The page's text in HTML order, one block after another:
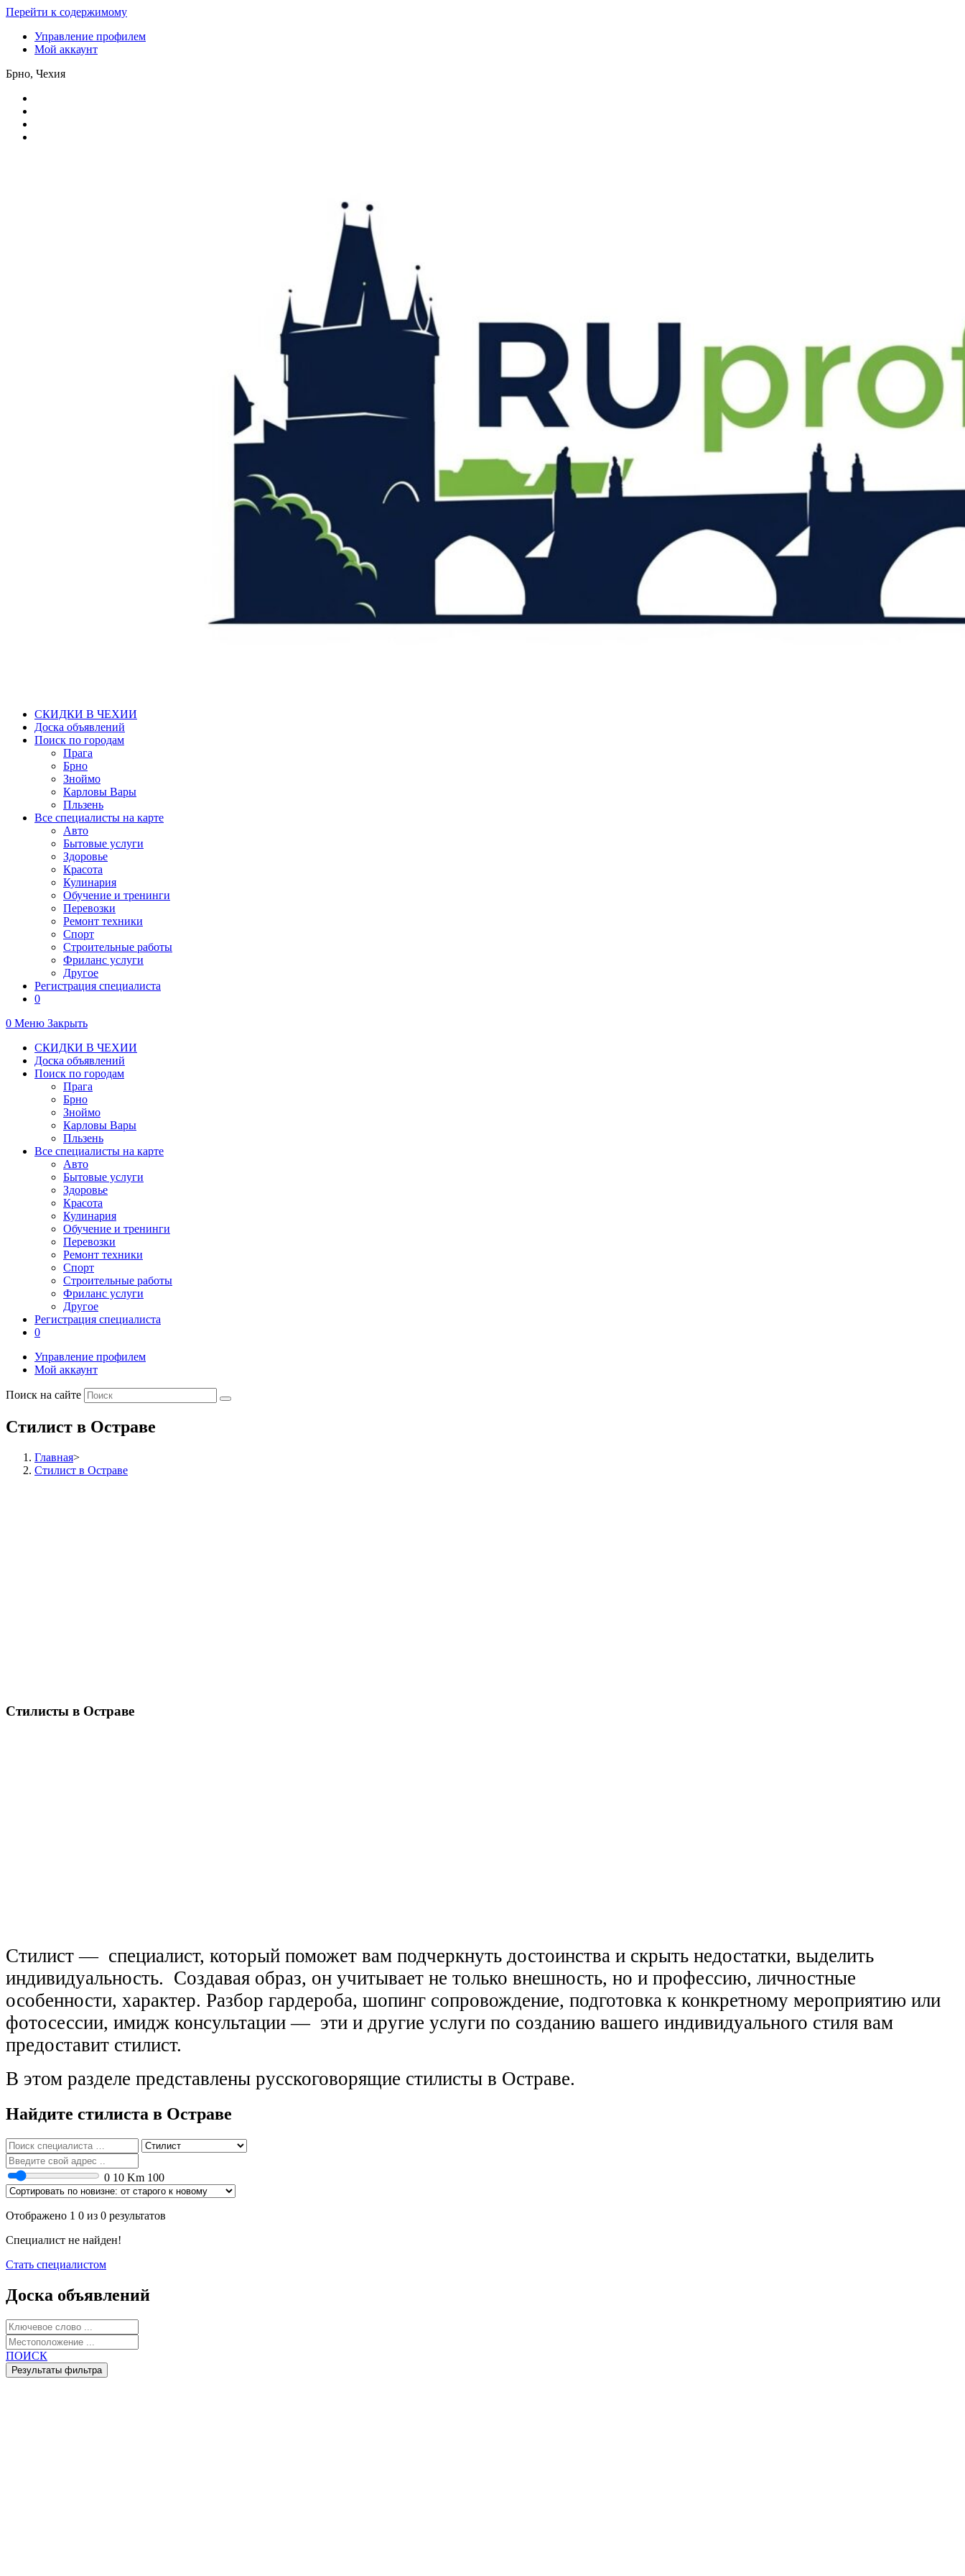
Перейти к содержимому
Управление профилем
Мой аккаунт
Брно, Чехия
СКИДКИ В ЧЕХИИ
Доска объявлений
Поиск по городам
Прага
Брно
Зноймо
Карловы Вары
Пльзень
Все специалисты на карте
Авто
Бытовые услуги
Здоровье
Красота
Кулинария
Обучение и тренинги
Перевозки
Ремонт техники
Спорт
Строительные работы
Фриланс услуги
Другое
Регистрация специалиста
0
0 Меню Закрыть
СКИДКИ В ЧЕХИИ
Доска объявлений
Поиск по городам
Прага
Брно
Зноймо
Карловы Вары
Пльзень
Все специалисты на карте
Авто
Бытовые услуги
Здоровье
Красота
Кулинария
Обучение и тренинги
Перевозки
Ремонт техники
Спорт
Строительные работы
Фриланс услуги
Другое
Регистрация специалиста
0
Управление профилем
Мой аккаунт
Поиск на сайте
Стилист в Остраве
Главная>
Стилист в Остраве
Стилисты в Остраве
Стилист — специалист, который поможет вам подчеркнуть достоинства и скрыть недостатки, выделить
индивидуальность. Создавая образ, он учитывает не только внешность, но и профессию, личностные
особенности, характер. Разбор гардероба, шопинг сопровождение, подготовка к конкретному мероприятию или
фотосессии, имидж консультации — эти и другие услуги по созданию вашего индивидуального стиля вам
предоставит стилист.
В этом разделе представлены русскоговорящие стилисты в Остраве.
Найдите стилиста в Остраве
0 10 Km 100
Отображено 1 0 из 0 результатов
Специалист не найден!
Стать специалистом
Доска объявлений
ПОИСК